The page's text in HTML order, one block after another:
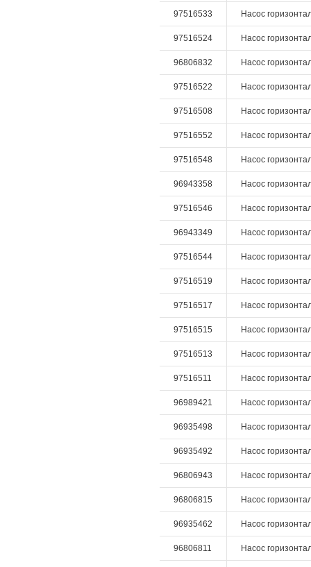
97516533 Насос
97516524 Насос
96806832 Насос
97516522 Насос
97516508 Насос
97516552 Насос
97516548 Насос
96943358 Насос
97516546 Насос
96943349 Насос
97516544 Насос
97516519 Насос
97516517 Насос
97516515 Насос
97516513 Насос
97516511 Насос
96989421 Насос
96935498 Насос
96935492 Насос
96806943 Насос
96806815 Насос
96935462 Насос
96806811 Насос